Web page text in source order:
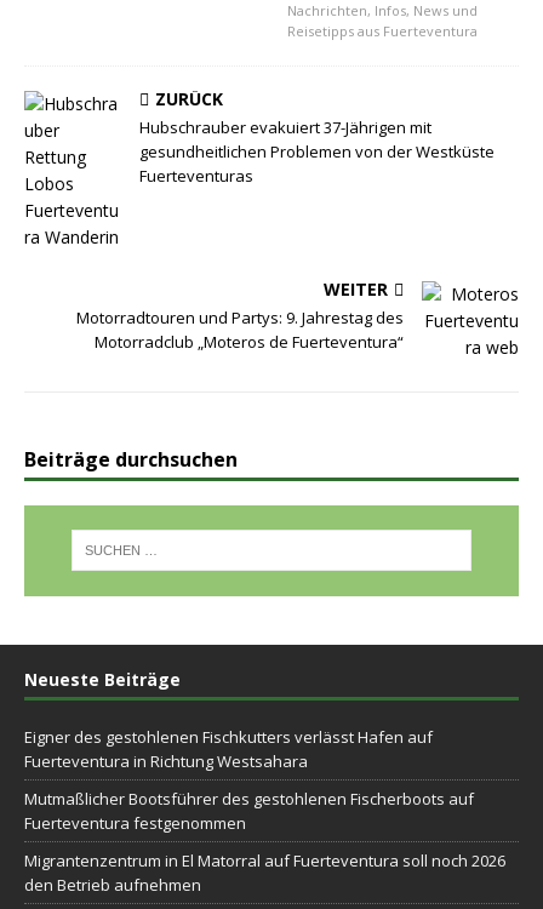
Nachrichten, Infos, News und
Reisetipps aus Fuerteventura
ZURÜCK
Hubschrauber evakuiert 37-Jährigen mit
gesundheitlichen Problemen von der Westküste
Fuerteventuras
WEITER
Motorradtouren und Partys: 9. Jahrestag des
Motorradclub „Moteros de Fuerteventura“
Beiträge durchsuchen
Neueste Beiträge
Eigner des gestohlenen Fischkutters verlässt Hafen auf
Fuerteventura in Richtung Westsahara
Mutmaßlicher Bootsführer des gestohlenen Fischerboots auf
Fuerteventura festgenommen
Migrantenzentrum in El Matorral auf Fuerteventura soll noch 2026
den Betrieb aufnehmen